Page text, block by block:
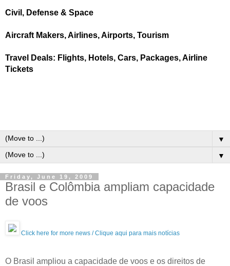
Civil, Defense & Space
Aircraft Makers, Airlines, Airports, Tourism
Travel Deals: Flights, Hotels, Cars, Packages, Airline
Tickets
▼
▼
Friday, June 19, 2009
Brasil e Colômbia ampliam capacidade
de voos
Click here for more news / Clique aqui para mais notícias
O Brasil ampliou a capacidade de voos e os direitos de